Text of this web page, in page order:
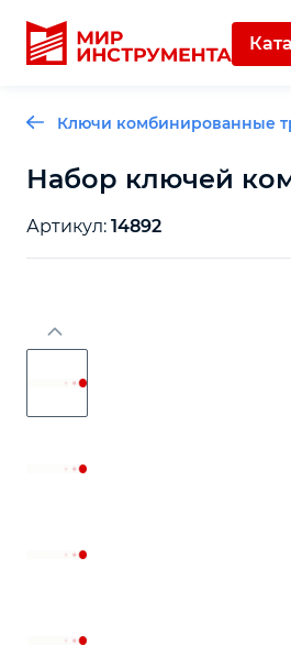
Отделочный инструмент
Слесарный инструмент
Садовый инвентарь
Измерительный
Силовое оборудование
Ключи комбинированные
Набор ключей
Артикул: 14892